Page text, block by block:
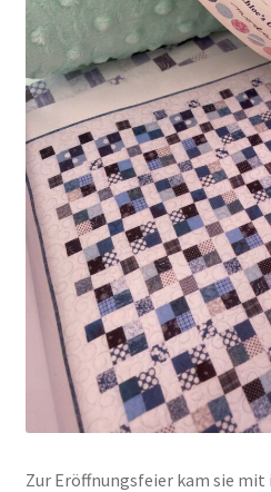
Zahlungsarten
Zur Eröffnungsfeier kam sie mit